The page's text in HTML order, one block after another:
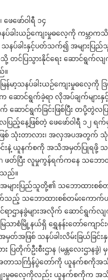
ဖေဖော်ဝါရီ ၁၄
သနပ်ခါးယဉ်ကျေးမှုဓလေ့ကို ကမ္ဘ
ပ်ခါးနှင့်ပတ်သက်၍ အများပြ
င်ပြသွားနိုင်ရေး ဆောင်ရွက်လျက်
။
ြန်မာ့သနပ်ခါးယဉ်ကျေးမှုဓလေ့
က ဆောင်ရွက်ခဲ့ရာ လိုအပ်ချက်မျာ
ောင်ရွက်ခြင်းဖြစ်ပြီး တပို့တွဲလ
ြည့်နေ့ဖြစ်တဲ့ ဖေဖော်ဝါရီ ၁၂ ရက်
ြစ် သုံးတာလား၊ အလှအပအတွက်
င်းနဲ့ ယူနက်စကို အသိအမှတ်ပြုရဖို့ သ
ဖတ်ပြီး လူမှုကွန်ရက်ကနေ သဘော
သည်။
များပြည်သူတို့၏ သဘောထားစစ်တ
သဘောထားစစ်တမ်းကောက်ယူမှု
ဌာနခွဲများအလိုက် ဆောင်ရွက်လျက်
ေသာစံမြို့နယ်ရှိ ရွှေနန်းတော်ကျောင်
တ်အဖြစ် သနပ်ခါးလိမ်းခြယ်ခြင်
း ပြတိုက်ဦးစီးဌာန (မန္တလေးဌာန
ာ့အတာသင်္ကြန်ပွဲတော်ကို ယူနက်စကို
းမှုဓလေ့ကိုလည်း ယူနက်စကိုက အသိ